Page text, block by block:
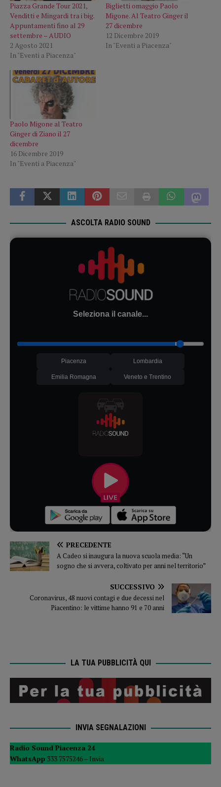
Piazza Grande Tour 2021,
Venditti e Mingardi tra i big.
Appuntamenti fino al 29
settembre – AUDIO
2 Agosto 2021
In "Eventi a Piacenza"
Biglietti omaggio Paolo
Migone. Al Teatro Ginger il
27 dicembre
12 Dicembre 2019
In "Eventi a Piacenza"
Paolo Migone al Teatro
Ginger di Ziano il 27
dicembre
16 Dicembre 2019
In "Eventi a Piacenza"
ASCOLTA RADIO SOUND
Seleziona il canale...
Piacenza Lombardia
Emilia Romagna Veneto e Trentino
PRECEDENTE
A Cadeo si inaugura la nuova scuola media: “Un
sogno che si avvera, coltivato per anni nel territorio”
SUCCESSIVO
Coronavirus, 48 nuovi contagi e due decessi nel
Piacentino: le vittime hanno 91 e 70 anni
LA TUA PUBBLICITÀ QUI
INVIA SEGNALAZIONI
Radio Sound Piacenza 24
WhatsApp 333 7575246 – Invia